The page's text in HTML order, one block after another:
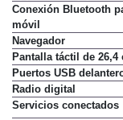
Conexión Bluetooth
móvil
Navegador
Pantalla táctil de 26,4
Puertos USB
Radio digital
Servicios conectados